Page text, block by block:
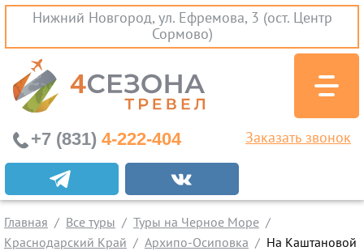
Нижний Новгород, ул. Ефремова, 3 (ост. Центр
Сормово)
Экскурсионные туры
Заграничные экскурсии
Туры на Черное Море
+7 (831) 4-222-404 Заказать звонок
Главная Все туры
Туры на Черное Море
Краснодарский Край
Архипо-Осиповка На Каштановой